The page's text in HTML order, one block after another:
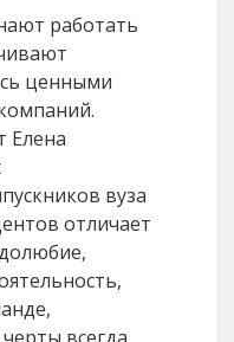
работать
ценными
Елена
вуза
отличает